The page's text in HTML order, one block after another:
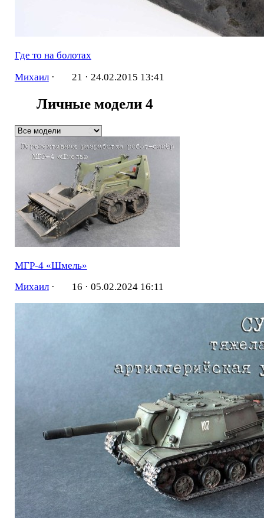
Где то на болотах
Михаил· 21 · 24.02.2015 13:41
Личные модели4
МГР-4 «Шмель»
Михаил· 16 · 05.02.2024 16:11